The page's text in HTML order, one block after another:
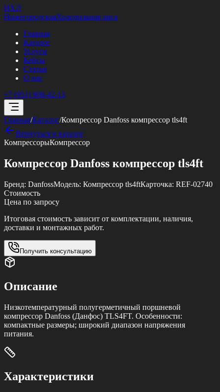
НХЛ
НижегородскаяХолодильная лига
Главная
Каталог
Услуги
Кейсы
Статьи
О нас
+7 (951) 908-42-13
Главная/Каталог/Компрессор Danfoss компрессор tls4ft
Вернуться в каталог
КомпрессорыКомпрессор
Компрессор Danfoss компрессор tls4ft
Бренд: DanfossМодель: Компрессор tls4ftКарточка: REF-02740
Стоимость
Цена по запросу
Итоговая стоимость зависит от комплектации, наличия,
доставки и монтажных работ.
Получить консультацию
Описание
Низкотемпературный полугерметичный поршневой
компрессор Danfoss (Данфос) TLS4FT. Особенности:
компактные размеры; широкий диапазон напряжения
питания.
Характеристики